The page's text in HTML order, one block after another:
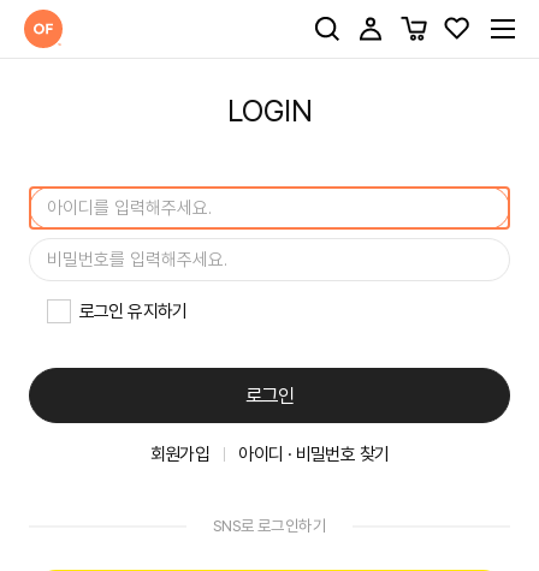
LOGIN
로그인 유지하기
로그인
회원가입 아이디 · 비밀번호 찾기
SNS로 로그인하기